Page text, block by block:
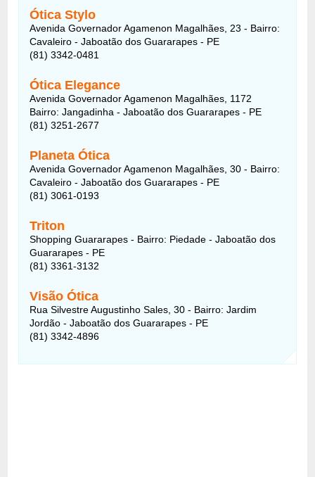
Ótica Stylo
Avenida Governador Agamenon Magalhães, 23 - Bairro:
Cavaleiro - Jaboatão dos Guararapes - PE
(81) 3342-0481
Ótica Elegance
Avenida Governador Agamenon Magalhães, 1172
Bairro: Jangadinha - Jaboatão dos Guararapes - PE
(81) 3251-2677
Planeta Ótica
Avenida Governador Agamenon Magalhães, 30 - Bairro:
Cavaleiro - Jaboatão dos Guararapes - PE
(81) 3061-0193
Triton
Shopping Guararapes - Bairro: Piedade - Jaboatão dos
Guararapes - PE
(81) 3361-3132
Visão Ótica
Rua Silvestre Augustinho Sales, 30 - Bairro: Jardim
Jordão - Jaboatão dos Guararapes - PE
(81) 3342-4896